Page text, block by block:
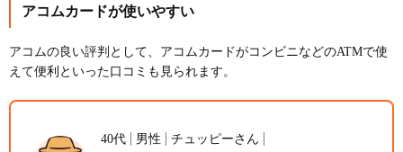
アコムカードが使いやすい
アコムの良い評判として、アコムカードがコンビニなどのATMで使
えて便利といった口コミも見られます。
40代 男性 チュッピーさん